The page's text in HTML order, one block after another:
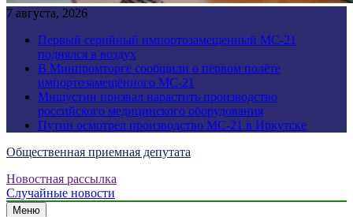
7 августа, 2026
Первый серийный импортозамещенный МС-21
поднялся в воздух
В Минпромторге сообщили о первом полёте
импортозамещённого МС-21
Мишустин призвал нарастить производство
российского медицинского оборудования
Путин осмотрел производство МС-21 в Иркутске
Общественная приемная депутата
Новостная рассылка
Случайные новости
Меню